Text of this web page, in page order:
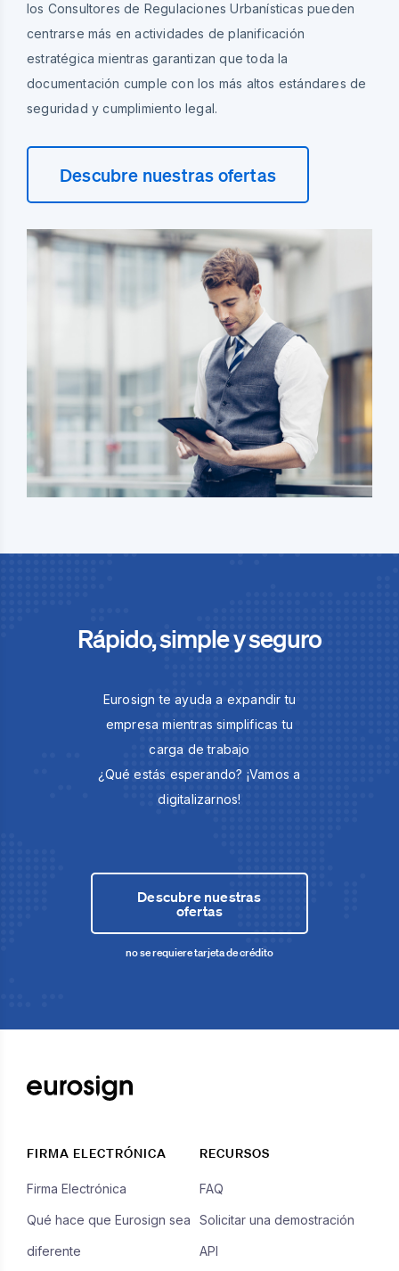
los Consultores de Regulaciones Urbanísticas pueden
centrarse más en actividades de planificación
estratégica mientras garantizan que toda la
documentación cumple con los más altos estándares de
seguridad y cumplimiento legal.
Descubre nuestras ofertas
Rápido, simple y seguro
Eurosign te ayuda a expandir tu
empresa mientras simplificas tu
carga de trabajo
¿Qué estás esperando? ¡Vamos a
digitalizarnos!
Descubre nuestras
ofertas
no se requiere tarjeta de crédito
FIRMA ELECTRÓNICA
Firma Electrónica
Qué hace que Eurosign sea
diferente
RECURSOS
FAQ
Solicitar una demostración
API